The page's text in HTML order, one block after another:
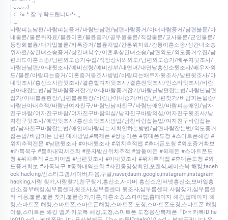
| ᴗ͈.ᴗ͈⸝⸝꒱
| ⊂ ꒱๑.* 잘 부탁드립니다*•.¸¸
| ∪
바람피는남편/바람피는증거/바람난남편/남편바람증거/아내바람증거/남편불륜/아
내불륜/불륜위자료/불륜이혼/불륜증거/공무원불륜/직장불륜/교사불륜/군인불륜/
동창회불륜/대기업불륜/카톡증거/불륜처벌/간통위자료/간통이혼소송/상간녀소송
위자료/상간녀소송증거/상간녀복수/이혼후상간녀소송/남편외도/외도증거수집/남
편외도이혼소송/남편외도증거수집/직장상사와외도/남편외도증거/배우자뒷조사/
바람난남편/아내뒷조사/예비신랑/예비신부/내연녀/내연남흥신소뒷조사/배우자외
도/불륜/바람피는증거/이혼증거등조사방법/바람피는배우자뒷조사/남편뒷조사/아
내뒷조사/흥신소사람뒷조사/결혼할여자뒷조사/결혼전뒷조사/인스타뒷조사/바람
난아내잡는법/남편바람증거잡기/아내바람증거잡기/바람난남편잡는법/바람난남편
잡기/아내불륜현장/남편불륜현장/바람난아내증거/바람난남편찾기/바람피는물증/
바람난아내추적/바람난여자친구/바람난남자친구/바람난애인/바람피는애인/남자
친구바람/여자친구바람/여자친구바람의심/남자친구바람의심/여자친구뒷조사/남
자친구뒷조사/애인뒷조사/흥신소뒷조사방법/남친바람잡는법/여자친구바람잡는
법/남자친구바람잡는법/애인이바람피는지확인하는방법/남편바람잡는법/외도증거
잡는법/바람피는 남편 대처방법,#복제폰 #쌍둥이폰 #휴대폰도청 #스마트폰해킹 #
위치추적전문 #남편뒷조사 #아내뒷조사 #위치추적앱 #휴대폰도청 #외도증거확보
#카톡복구 #통화내역서조회 #문자발신위치추적 #쌍둥이폰 #복제폰 #스마트폰도
청 #위치추적 #스파이앱 #남편뒷조사 #아내뒷조사 #위치추적앱 #휴대폰도청 #외
도증거확보 #카톡복구 #통화내역조회 #사진동영상확인,포렌식,페이스북 해킹,faceb
ook hacking,인스타그램,네이버,다음,구글,naver,daum.google,instagram,instagram
hacking,사람 찾기,사람찾기,친구찾기,흥신소,사이버 흥신소,인터넷흥신소,모바일흥
신소,청부해킹,심부름센터,뒷조사,심부름센터 뒷조사,심부름센터 사람찾기,심부름센
터 비용,불륜,불륜 찾기,불륜증거,이혼,이혼소송,스파이앱,홈페이지 해킹,웹페이지 해
킹,스마트폰 해킹,스마트폰,스마트폰해킹,스마트폰 도청,스마트폰도청,스마트폰 해킹
어플,스마트폰 해킹 앱,카카오톡 해킹,도청,스마트폰 도청용산복제폰『▷⭐ 카톡ID:he